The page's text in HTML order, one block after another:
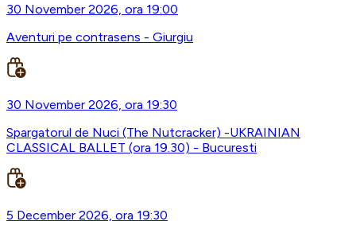
30 November 2026, ora 19:00
Aventuri pe contrasens - Giurgiu
30 November 2026, ora 19:30
Spargatorul de Nuci (The Nutcracker) -UKRAINIAN
CLASSICAL BALLET (ora 19.30) - Bucuresti
5 December 2026, ora 19:30